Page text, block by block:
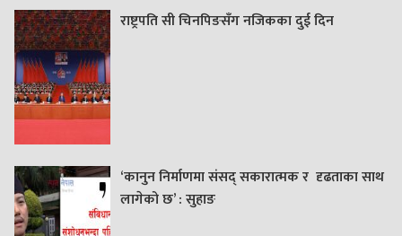
राष्ट्रपति सी चिनपिङसँग नजिकका दुई दिन
‘कानुन निर्माणमा संसद् सकारात्मक र दृढताका साथ
लागेको छ’ : सुहाङ